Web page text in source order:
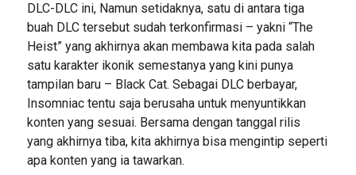
DLC-DLC ini, Namun setidaknya, satu di antara tiga
buah DLC tersebut sudah terkonfirmasi – yakni “The
Heist” yang akhirnya akan membawa kita pada salah
satu karakter ikonik semestanya yang kini punya
tampilan baru – Black Cat. Sebagai DLC berbayar,
Insomniac tentu saja berusaha untuk menyuntikkan
konten yang sesuai. Bersama dengan tanggal rilis
yang akhirnya tiba, kita akhirnya bisa mengintip seperti
apa konten yang ia tawarkan.